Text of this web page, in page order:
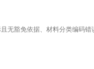
无豁免依据、材料分类编码